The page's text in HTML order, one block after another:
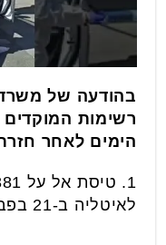
בהודעה של משרד
רשימות
הימים לאחר
לאיטליה ב-21 בפברואר בשעה 06:00.